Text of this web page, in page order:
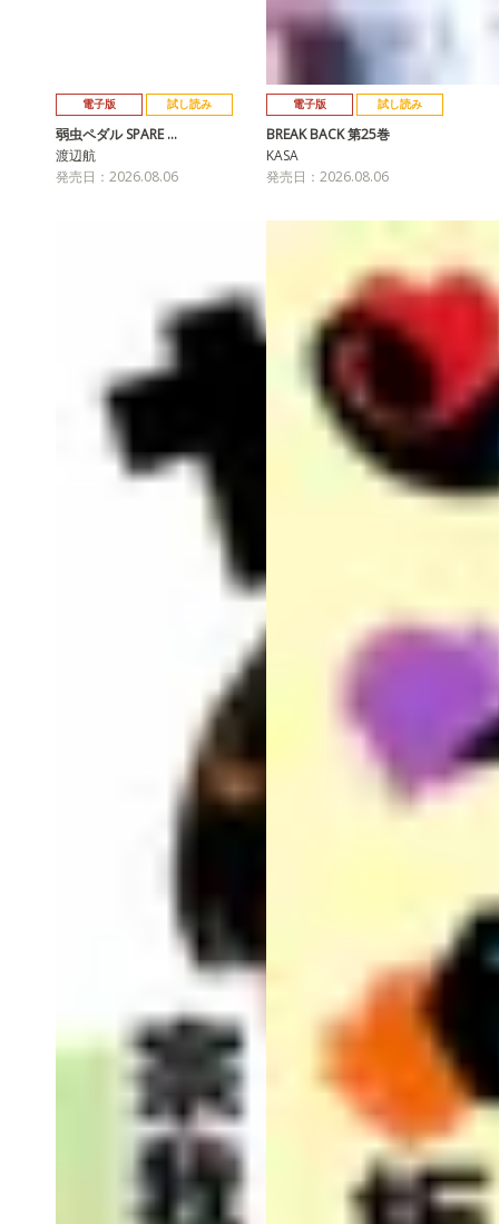
電子版 試し読み
弱虫ペダル SPARE …
渡辺航
発売日：2026.08.06
電子版 試し読み
BREAK BACK 第25巻
KASA
発売日：2026.08.06